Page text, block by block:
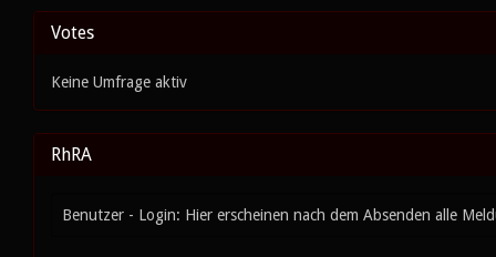
Votes
Keine Umfrage aktiv
RhRA
Benutzer - Login: Hier erscheinen nach dem Absenden alle